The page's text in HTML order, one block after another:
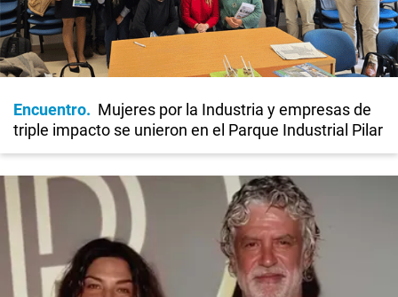
Encuentro
Mujeres por la Industria y empresas de
triple impacto se unieron en el Parque Industrial Pilar